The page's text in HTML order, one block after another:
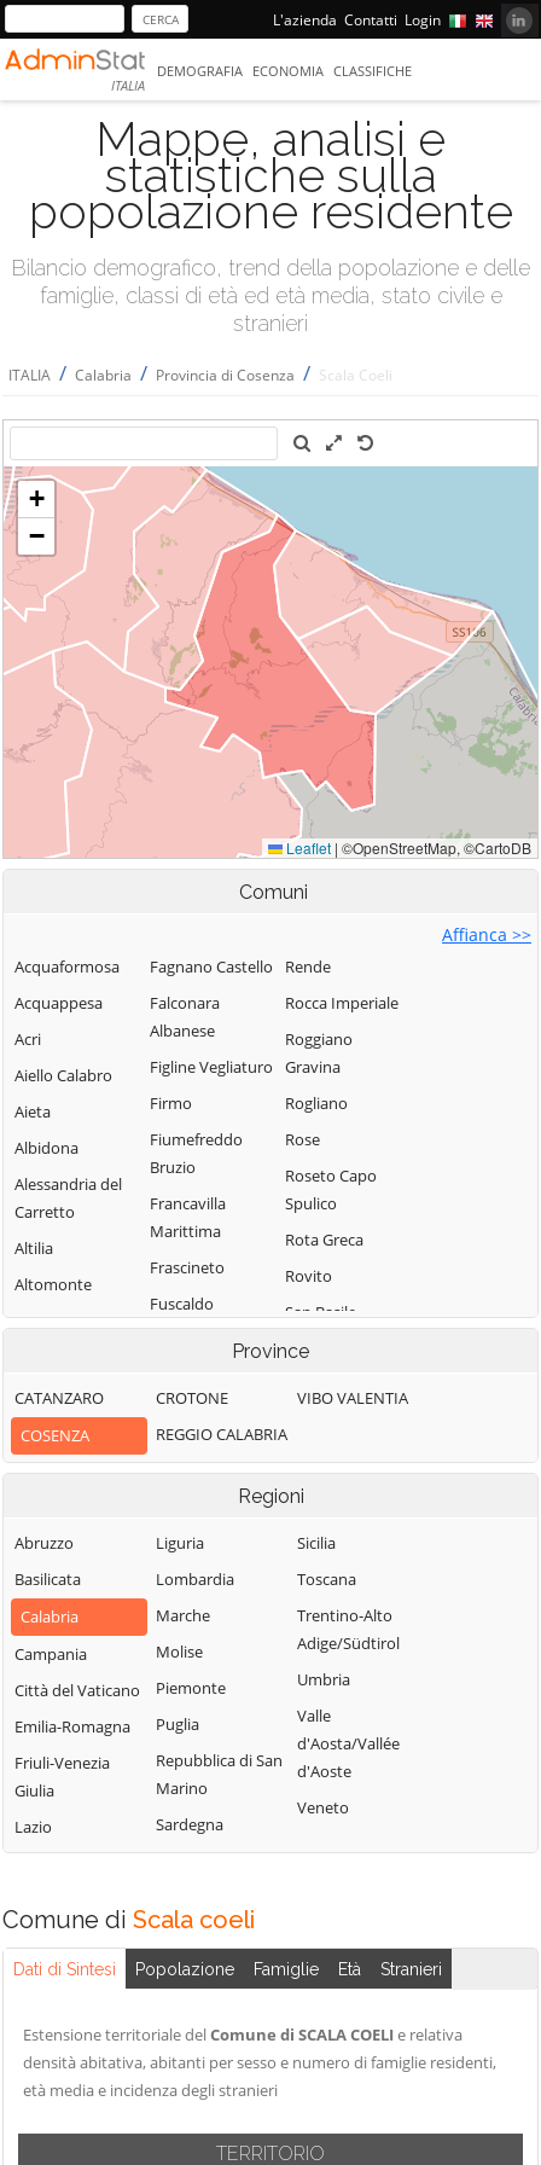
L'azienda Contatti Login
ITALIA
DEMOGRAFIA ECONOMIA CLASSIFICHE
Mappe, analisi e
statistiche sulla
popolazione residente
Bilancio demografico, trend della popolazione e delle
famiglie, classi di età ed età media, stato civile e
stranieri
ITALIA / Calabria / Provincia di Cosenza / Scala Coeli
Comuni
Affianca >>
Acquaformosa
Acquappesa
Acri
Aiello Calabro
Aieta
Albidona
Alessandria del
Carretto
Altilia
Altomonte
Amantea
Aprigliano
Belmonte
Calabro
Bianchi
Bisignano
Bocchigliero
Bonifati
Buonvicino
Calopezzati
Cariati
Carolei
Casali del Manco
Cassano all'Ionio
Castiglione
Cosentino
Fagnano Castello
Falconara
Albanese
Figline Vegliaturo
Firmo
Fiumefreddo
Bruzio
Francavilla
Marittima
Frascineto
Fuscaldo
Piemontese
Lago
Laino Castello
Lappano
Lattarico
Longobardi
Longobucco
Lungro
Luzzi
Mandatoriccio
Mangone
Marano
Marano
Principato
Mendicino
Rende
Rocca Imperiale
Roggiano
Gravina
Rogliano
Rose
Roseto Capo
Spulico
Rota Greca
Rovito
San Basile
San Benedetto
Albanese
San Demetrio
Corone
San Donato di
San Giorgio
Albanese
San Giovanni in
Fiore
San Lorenzo
Vallo
Argentano
Finita
San Nicola Arcella
Province
CATANZARO
COSENZA
CROTONE
REGGIO CALABRIA
VIBO VALENTIA
Regioni
Abruzzo
Basilicata
Calabria
Campania
Città del Vaticano
Emilia-Romagna
Friuli-Venezia
Giulia
Lazio
Liguria
Lombardia
Marche
Molise
Piemonte
Puglia
Repubblica di San
Marino
Sardegna
Sicilia
Toscana
Trentino-Alto
Adige/Südtirol
Umbria
Valle
d'Aosta/Vallée
d'Aoste
Veneto
Comune di Scala coeli
Dati di Sintesi Popolazione Famiglie Età Stranieri
Estensione territoriale delComune di SCALA COELI e relativa
densità abitativa, abitanti per sesso e numero di famiglie residenti,
età media e incidenza degli stranieri
TERRITORIO